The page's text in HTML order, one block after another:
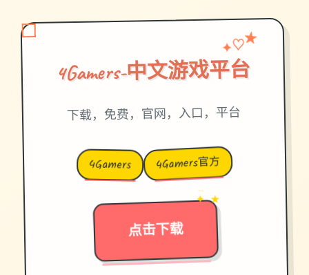
4Gamers-中文游戏平台
✦♡★
下载，免费，官网，入口，平台
4Gamers 4Gamers官方
点击下载
→
✦ ★